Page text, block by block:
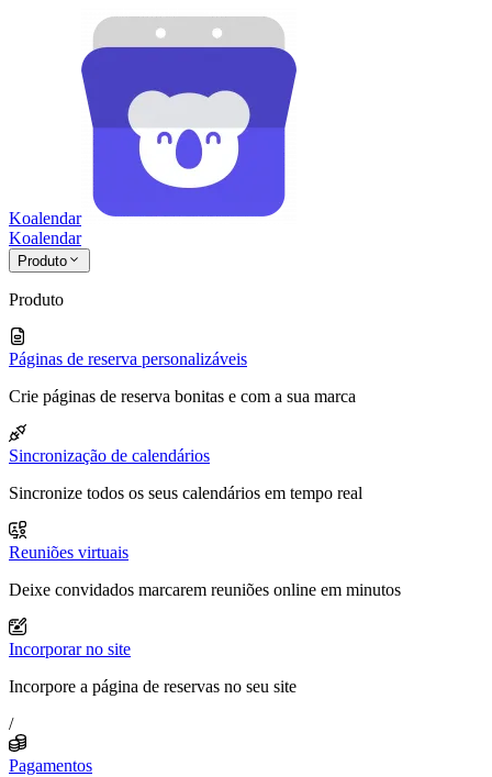
Koalendar
Koalendar
Produto
Produto
Páginas de reserva personalizáveis
Crie páginas de reserva bonitas e com a sua marca
Sincronização de calendários
Sincronize todos os seus calendários em tempo real
Reuniões virtuais
Deixe convidados marcarem reuniões online em minutos
Incorporar no site
Incorpore a página de reservas no seu site
/
Pagamentos